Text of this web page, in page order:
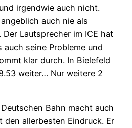
irgendwie auch nicht.
auch nie als
Lautsprecher im ICE hat
seine Probleme und
klar durch. In Bielefeld
weiter… Nur weitere 2
Bahn macht auch
den allerbesten Eindruck. Er